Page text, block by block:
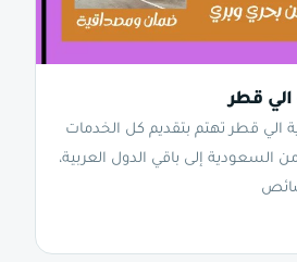
قطر
قطر تهتم بتقديم كل الخدمات
السعودية إلى باقي الدول العربية،